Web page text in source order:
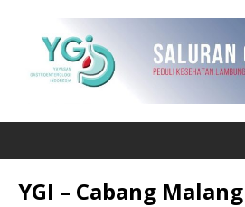
YGI – Cabang Malang